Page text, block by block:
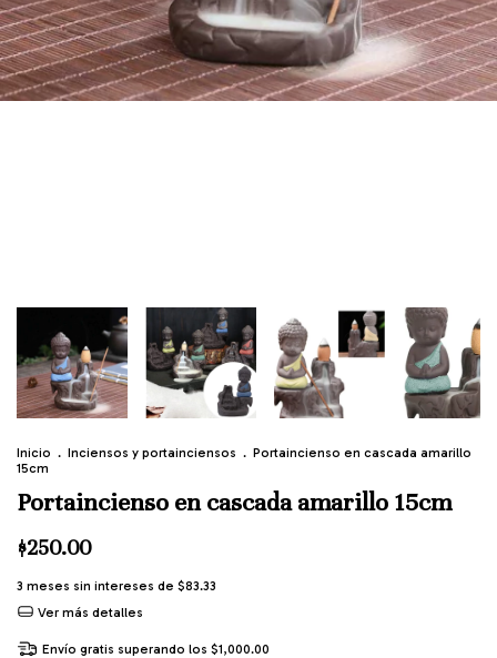
Inicio . Inciensos y portainciensos . Portaincienso en cascada amarillo
15cm
Portaincienso en cascada amarillo 15cm
$250.00
3 meses sin intereses de $83.33
Ver más detalles
Envío gratis superando los $1,000.00